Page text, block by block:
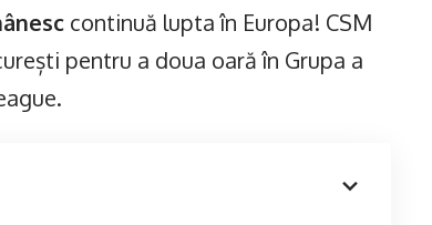
continuă lupta în Europa! CSM
pentru a doua oară în Grupa a